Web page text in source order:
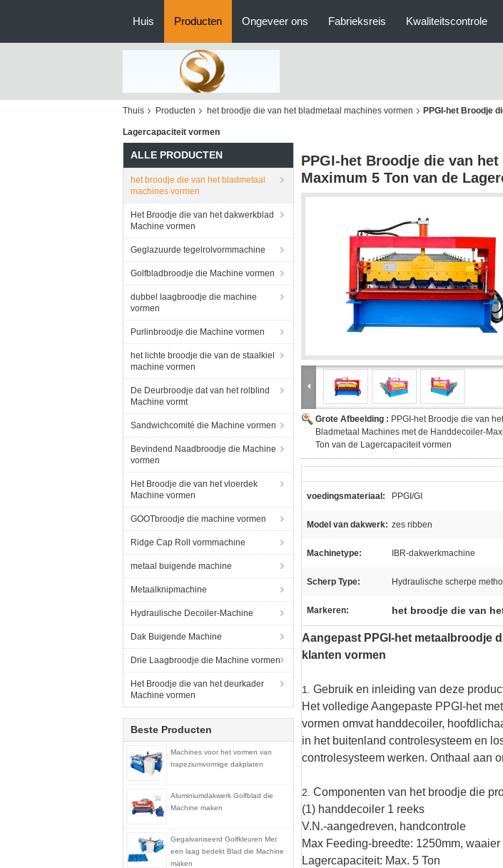
Huis Producten Ongeveer ons Fabrieksreis Kwaliteitscontrole
Thuis Producten het broodje die van het bladmetaal machines vormen PPGI-het Broodje
Lagercapaciteit vormen
ALLE PRODUCTEN
het broodje die van het bladmetaal
machines vormen
Het Broodje die van het dakwerkblad
Machine vormen
Geglazuurde tegelrolvormmachine
Golfbladbroodje die Machine vormen
dubbel laagbroodje die machine
vormen
Purlinbroodje die Machine vormen
het lichte broodje die van de staalkiel
machine vormen
De Deurbroodje dat van het rolblind
Machine vormt
Sandwichcomité die Machine vormen
Bevindend Naadbroodje die Machine
vormen
Het Broodje die van het vloerdek
Machine vormen
GOOTbroodje die machine vormen
Ridge Cap Roll vormmachine
metaal buigende machine
Metaalknipmachine
Hydraulische Decoiler-Machine
Dak Buigende Machine
Drie Laagbroodje die Machine vormen
Het Broodje die van het deurkader
Machine vormen
Beste Producten
Machines voor het vormen van
trapeziumvormige dakplaten
Aluminiumdakwerk Golfblad die
Machine maken
Gegalvaniseerd Golfkleuren Met
een laag bedekt Blad die Machine
maken
PPGI-het Broodje die van
Maximum 5 Ton van de
Grote Afbeelding : PPGI-het Broodje die van het
Bladmetaal Machines met de Handdecoiler-
Ton van de Lagercapaciteit vormen
voedingsmateriaal: PPGI/GI
Model van dakwerk: zes ribben
Machinetype: IBR-dakwerkmachine
Scherp Type: Hydraulische scherpe
Markeren: het broodje die van
Aangepast PPGI-het metaalbroodje
klanten vormen
1. Gebruik en inleiding van deze
Het volledige Aangepaste PPGI-het
vormen omvat handdecoiler,
in het buitenland controlesysteem en
controlesysteem werken. Onthaal aan
2. Componenten van het broodje die
(1) handdecoiler 1 reeks
V.N.-aangedreven, handcontrole
Max Feeding-breedte: 1250mm,
Lagercapaciteit: Max. 5 Ton